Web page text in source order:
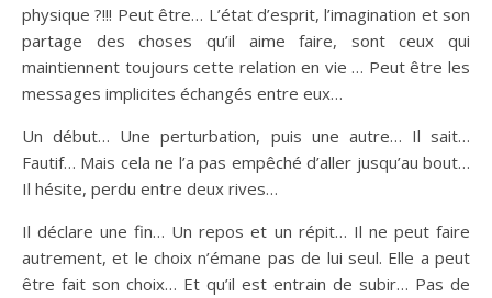
physique ?!!! Peut être… L’état d’esprit, l’imagination et son
partage des choses qu’il aime faire, sont ceux qui
maintiennent toujours cette relation en vie … Peut être les
messages implicites échangés entre eux…
Un début… Une perturbation, puis une autre… Il sait…
Fautif… Mais cela ne l’a pas empêché d’aller jusqu’au bout…
Il hésite, perdu entre deux rives…
Il déclare une fin… Un repos et un répit… Il ne peut faire
autrement, et le choix n’émane pas de lui seul. Elle a peut
être fait son choix… Et qu’il est entrain de subir… Pas de